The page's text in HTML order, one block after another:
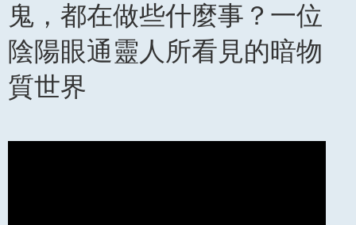
讀
文
章
鬼，都在做些什麼事？一位
陰陽眼通靈人所看見的暗物
質世界